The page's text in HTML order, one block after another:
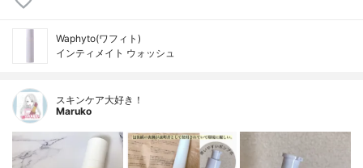
Waphyto(ワフィト)
インティメイト ウォッシュ
スキンケア大好き！
Maruko